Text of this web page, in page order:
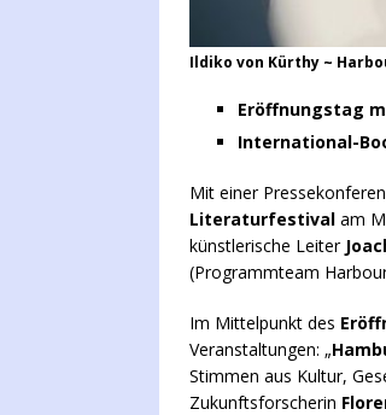
Ildiko von Kürthy ~
Eröffnungstag
International-
Mit einer
Literaturfestival am
künstlerische Leiter
(Programmteam
Im Mittelpunkt des
Veranstaltungen: „
Stimmen aus Kultur,
Zukunftsforscherin